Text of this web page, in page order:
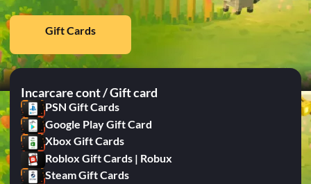
Gift Cards
Incarcare cont / Gift card
PSN Gift Cards
Google Play Gift Card
Xbox Gift Cards
Roblox Gift Cards | Robux
Steam Gift Cards